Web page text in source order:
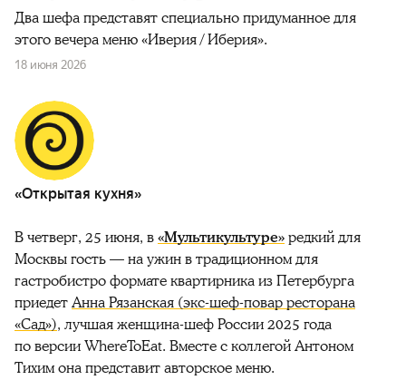
Два шефа представят специально придуманное для
этого вечера меню «Иверия / Иберия».
18 июня 2026
«Открытая кухня»
В четверг, 25 июня, в«Мультикультуре»редкий для
Москвы гость — на ужин в традиционном для
гастробистро формате квартирника из Петербурга
приедетАнна Рязанская (экс-шеф-повар ресторана
«Сад»), лучшая женщина-шеф России 2025 года
по версии WhereToEat. Вместе с коллегой Антоном
Тихим она представит авторское меню.